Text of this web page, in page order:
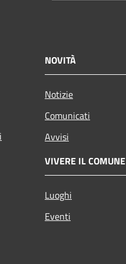
NOVITÀ
Notizie
Comunicati
Avvisi
VIVERE IL COMUNE
Luoghi
Eventi